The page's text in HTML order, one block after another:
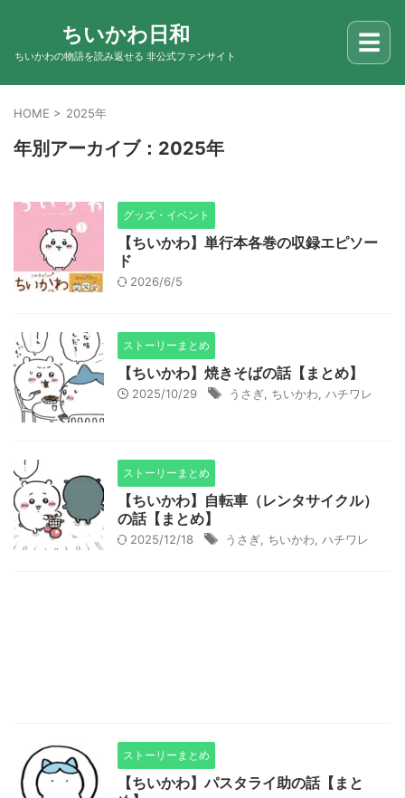
ちいかわ日和
ちいかわの物語を読み返せる 非公式ファンサイト ☰
HOME > 2025年
年別アーカイブ：2025年
グッズ・イベント
【ちいかわ】単行本各巻の収録エピソー
ド
2026/6/5
ストーリーまとめ
【ちいかわ】焼きそばの話【まとめ】
2025/10/29 うさぎ ちいかわ ハチワレ
ストーリーまとめ
【ちいかわ】自転車（レンタサイクル）
の話【まとめ】
2025/12/18 うさぎ ちいかわ ハチワレ
ストーリーまとめ
【ちいかわ】パスタライ助の話【まと